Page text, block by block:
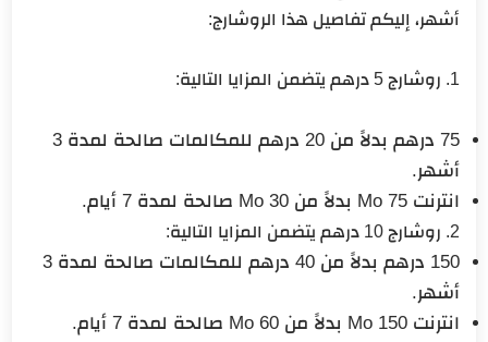
أشهر، إليكم تفاصيل هذا الروشارج:
1. روشارج 5 درهم يتضمن المزايا التالية:
75 درهم بدلاً من 20 درهم للمكالمات صالحة لمدة 3
أشهر.
انترنت 75 Mo بدلاً من 30 Mo صالحة لمدة 7 أيام.
2. روشارج 10 درهم يتضمن المزايا التالية:
150 درهم بدلاً من 40 درهم للمكالمات صالحة لمدة 3
أشهر.
انترنت 150 Mo بدلاً من 60 Mo صالحة لمدة 7 أيام.